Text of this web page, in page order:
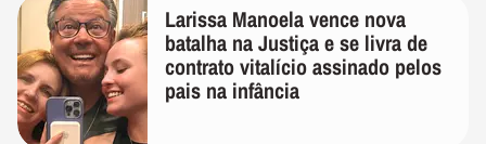
Larissa Manoela vence nova
batalha na Justiça e se livra de
contrato vitalício assinado pelos
pais na infância